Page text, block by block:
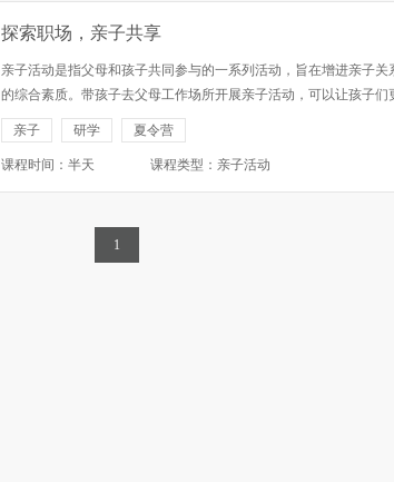
探索职场，亲子共享
亲子活动是指父母和孩子共同参与的一系列活动，旨在增进亲子
的综合素质。带孩子去父母工作场所开展亲子活动，可以让孩子
他们的社会责任感和团队精神，同时也有助于父母与孩子之间的沟
观父母的工作场所：让孩子们...
亲子 研学 夏令营
课程时间：半天 课程类型：亲子活动
1